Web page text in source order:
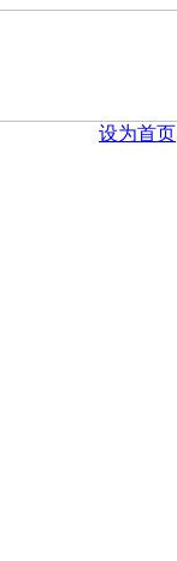
设为首页